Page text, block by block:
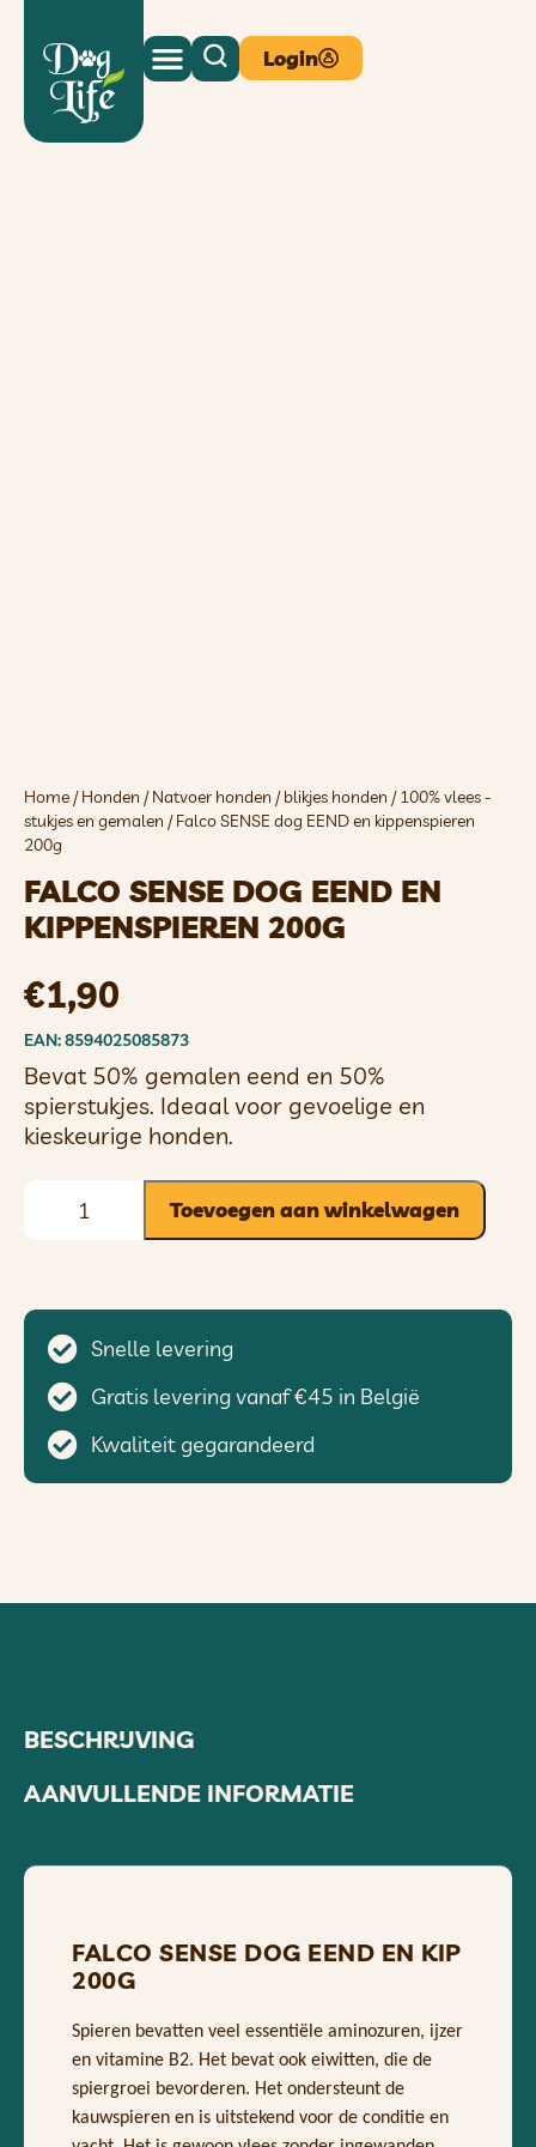
Login
Home /Honden /Natvoer honden /blikjes honden /100% vlees -
stukjes en gemalen / Falco SENSE dog EEND en kippenspieren
200g
FALCO SENSE DOG EEND EN
KIPPENSPIEREN 200G
€1,90
EAN: 8594025085873
Bevat 50% gemalen eend en 50%
spierstukjes. Ideaal voor gevoelige en
kieskeurige honden.
Toevoegen aan winkelwagen
Snelle levering
Gratis levering vanaf €45 in België
Kwaliteit gegarandeerd
BESCHRIJVING
AANVULLENDE INFORMATIE
FALCO SENSE DOG EEND EN KIP
200G
Spieren bevatten veel essentiële aminozuren, ijzer
en vitamine B2. Het bevat ook eiwitten, die de
spiergroei bevorderen. Het ondersteunt de
kauwspieren en is uitstekend voor de conditie en